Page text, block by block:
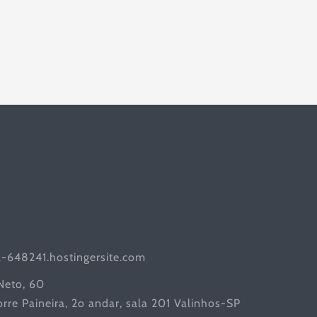
60
Paineira, 2o andar, sala 201 Valinhos-SP